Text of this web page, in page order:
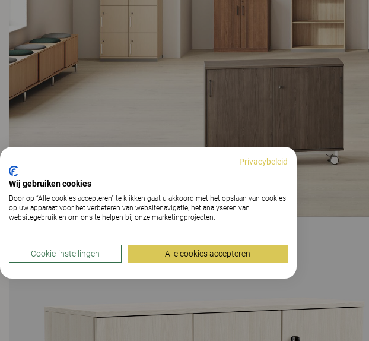
Privacybeleid
Wij gebruiken cookies
Door op “Alle cookies accepteren” te klikken gaat u akkoord met het opslaan van cookies
op uw apparaat voor het verbeteren van websitenavigatie, het analyseren van
websitegebruik en om ons te helpen bij onze marketingprojecten.
Cookie-instellingen Alle cookies accepteren